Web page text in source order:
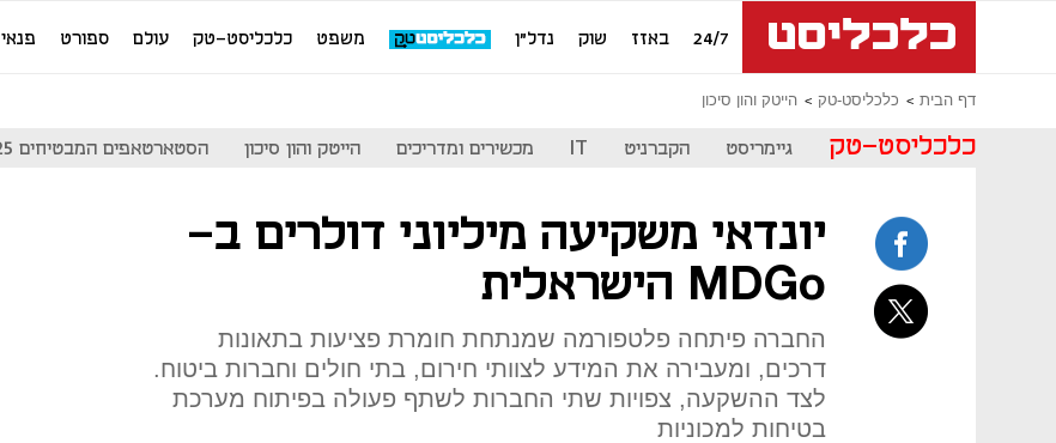
24/7 באזז שוק נדל"ן משפט כלכליסט-טק עולם ספורט פנאי
דף הבית כלכליסט-טק הייטק והון סיכון
כלכליסט-טק גיימריסט הקברניט IT מכשירים ומדריכים הייטק והון סיכון הסטארטאפים המבטיחים 25
יונדאי משקיעה מיליוני דולרים ב-
MDGo הישראלית
החברה פיתחה פלטפורמה שמנתחת חומרת פציעות בתאונות
דרכים, ומעבירה את המידע לצוותי חירום, בתי חולים וחברות ביטוח.
לצד ההשקעה, צפויות שתי החברות לשתף פעולה בפיתוח מערכת
בטיחות למכוניות